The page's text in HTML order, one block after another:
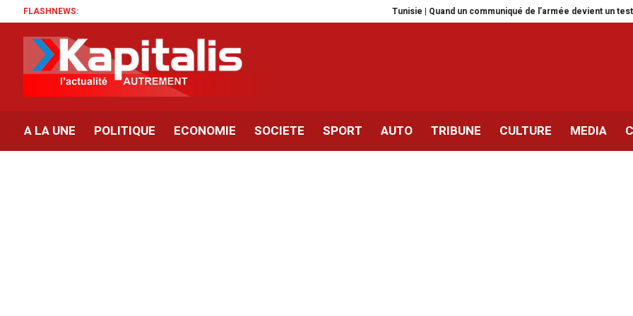
FLASHNEWS: Tunisie | Quand un communiqué de l’armée devient un test de vérité
A LA UNE POLITIQUE ECONOMIE SOCIETE SPORT AUTO TRIBUNE CULTURE MEDIA